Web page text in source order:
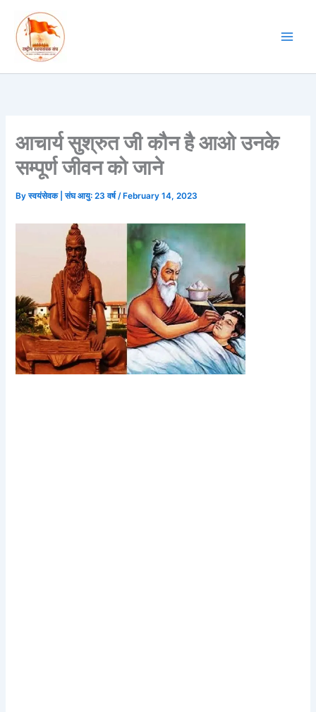
content
आचार्य सुश्रुत जी कौन है आओ उनके
सम्पूर्ण जीवन को जाने
Byस्वयंसेवक | संघ आयु: 23 वर्ष/ February 14, 2023